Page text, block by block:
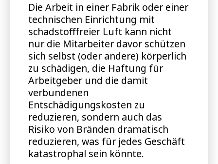
Die Arbeit in einer Fabrik oder einer
technischen Einrichtung mit
schadstofffreier Luft kann nicht
nur die Mitarbeiter davor schützen
sich selbst (oder andere) körperlich
zu schädigen, die Haftung für
Arbeitgeber und die damit
verbundenen
Entschädigungskosten zu
reduzieren, sondern auch das
Risiko von Bränden dramatisch
reduzieren, was für jedes Geschäft
katastrophal sein könnte.